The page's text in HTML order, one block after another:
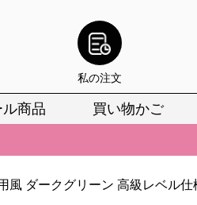
私の注文
ル商品 買い物かご
しなく。
けます。
しなく。
風 ダークグリーン 高級レベル仕